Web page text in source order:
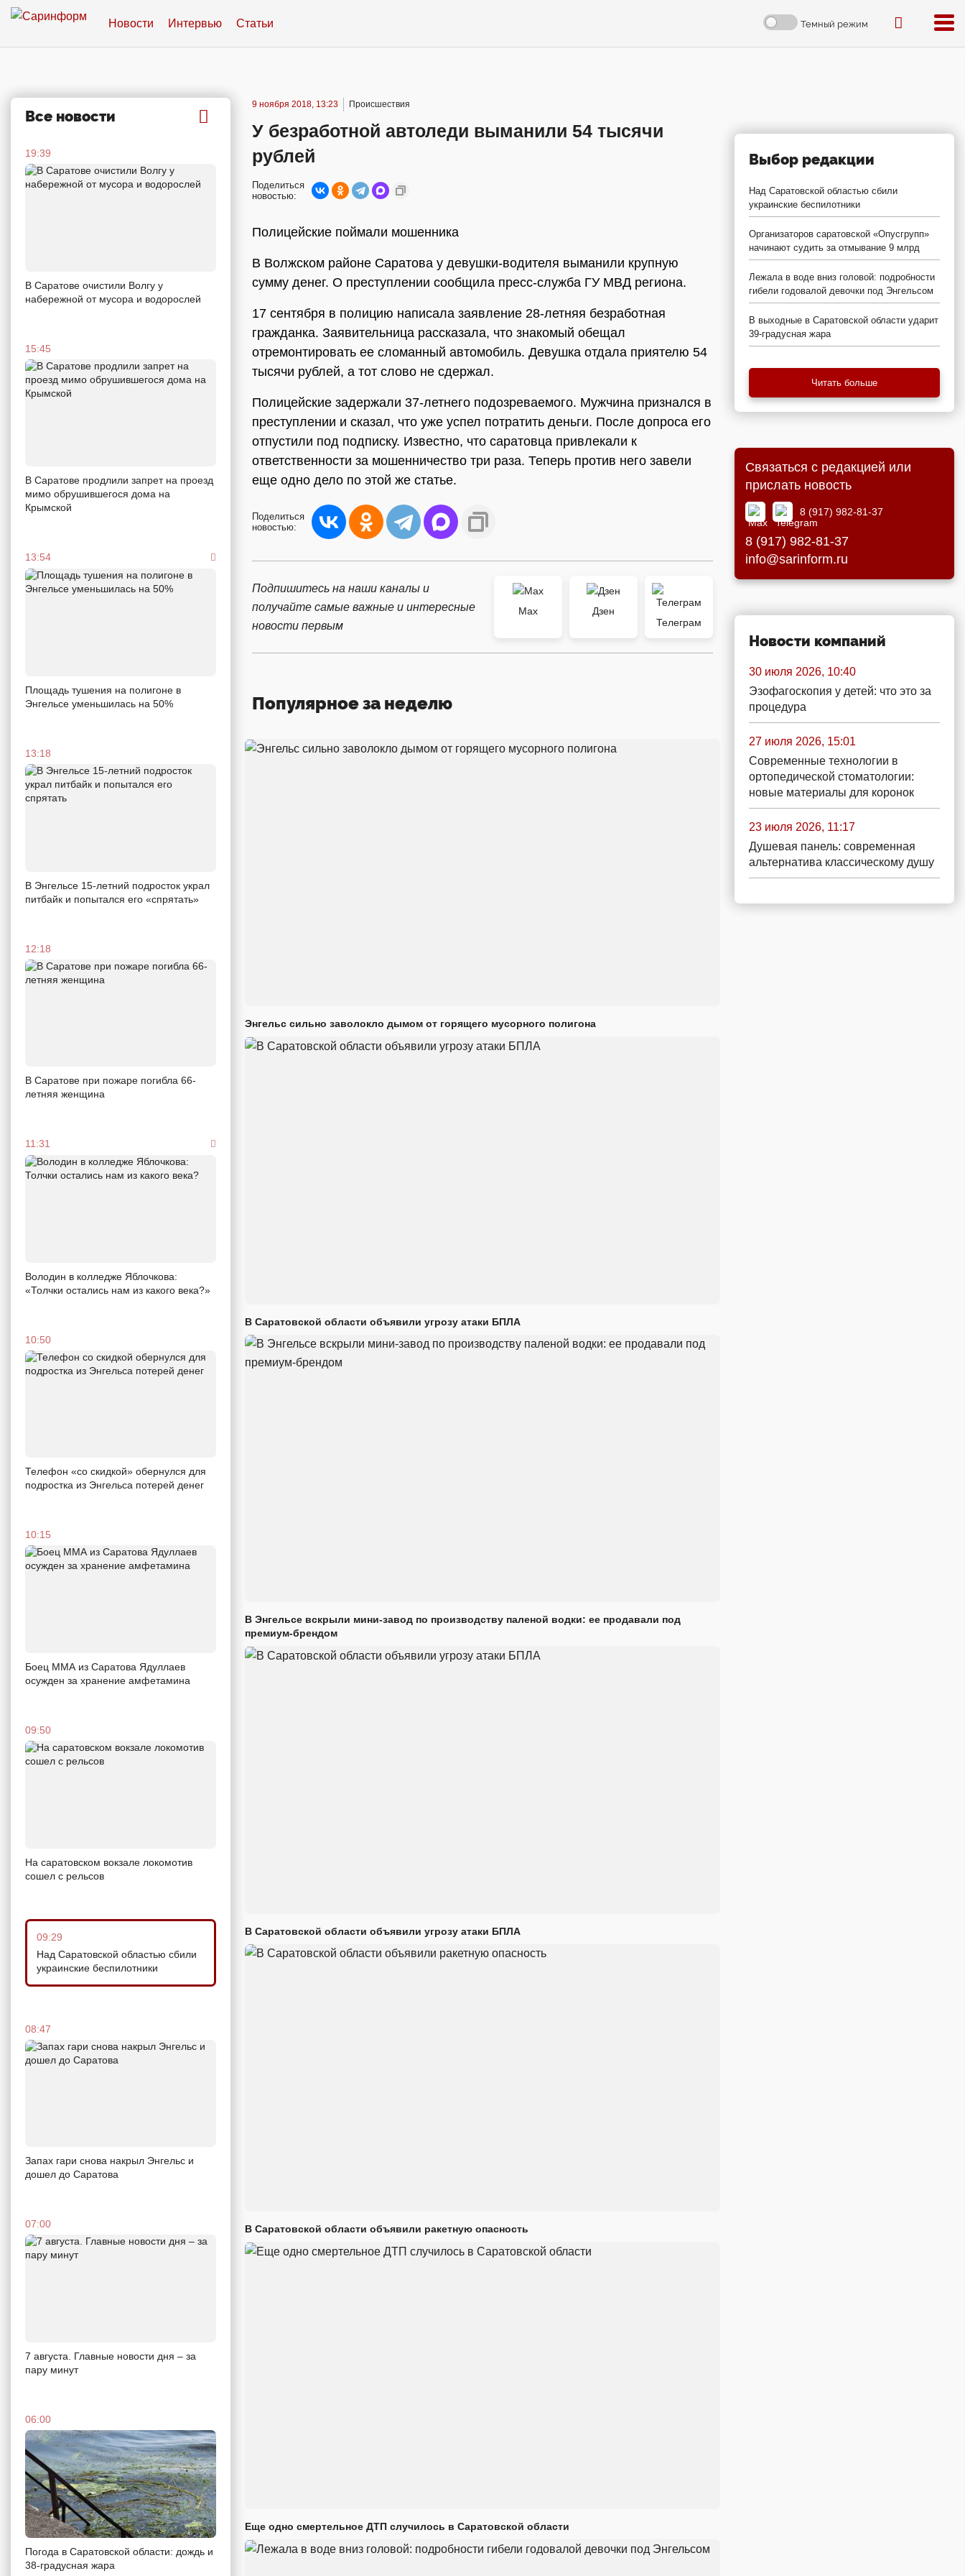
Новости Интервью Статьи Темный режим
Все новости
19:39
В Саратове очистили Волгу у
набережной от мусора и водорослей
15:45
В Саратове продлили запрет на проезд
мимо обрушившегося дома на
Крымской
13:54
Площадь тушения на полигоне в
Энгельсе уменьшилась на 50%
13:18
В Энгельсе 15-летний подросток украл
питбайк и попытался его «спрятать»
12:18
В Саратове при пожаре погибла 66-
летняя женщина
11:31
Володин в колледже Яблочкова:
«Толчки остались нам из какого века?»
10:50
Телефон «со скидкой» обернулся для
подростка из Энгельса потерей денег
10:15
Боец ММА из Саратова Ядуллаев
осужден за хранение амфетамина
09:50
На саратовском вокзале локомотив
сошел с рельсов
09:29
Над Саратовской областью сбили
украинские беспилотники
08:47
Запах гари снова накрыл Энгельс и
дошел до Саратова
07:00
7 августа. Главные новости дня – за
пару минут
06:00
Погода в Саратовской области: дождь и
38-градусная жара
9 ноября 2018, 13:23 Происшествия
У безработной автоледи выманили 54 тысячи
рублей
Поделиться
новостью:
Полицейские поймали мошенника
В Волжском районе Саратова у девушки-водителя выманили крупную
сумму денег. О преступлении сообщила пресс-служба ГУ МВД региона.
17 сентября в полицию написала заявление 28-летняя безработная
гражданка. Заявительница рассказала, что знакомый обещал
отремонтировать ее сломанный автомобиль. Девушка отдала приятелю 54
тысячи рублей, а тот слово не сдержал.
Полицейские задержали 37-летнего подозреваемого. Мужчина признался в
преступлении и сказал, что уже успел потратить деньги. После допроса его
отпустили под подписку. Известно, что саратовца привлекали к
ответственности за мошенничество три раза. Теперь против него завели
еще одно дело по этой же статье.
Поделиться
новостью:
Подпишитесь на наши каналы и
получайте самые важные и интересные
новости первым
Max
Дзен
Телеграм
Популярное за неделю
Энгельс сильно заволокло дымом от горящего мусорного полигона
В Саратовской области объявили угрозу атаки БПЛА
В Энгельсе вскрыли мини-завод по производству паленой водки: ее продавали под
премиум-брендом
В Саратовской области объявили угрозу атаки БПЛА
В Саратовской области объявили ракетную опасность
Еще одно смертельное ДТП случилось в Саратовской области
Выбор редакции
Над Саратовской областью сбили
украинские беспилотники
Организаторов саратовской «Опусгрупп»
начинают судить за отмывание 9 млрд
Лежала в воде вниз головой: подробности
гибели годовалой девочки под Энгельсом
В выходные в Саратовской области ударит
39-градусная жара
Читать больше
Связаться с редакцией или
прислать новость
8 (917) 982-81-37
8 (917) 982-81-37
info@sarinform.ru
Новости компаний
30 июля 2026, 10:40
Эзофагоскопия у детей: что это за
процедура
27 июля 2026, 15:01
Современные технологии в
ортопедической стоматологии:
новые материалы для коронок
23 июля 2026, 11:17
Душевая панель: современная
альтернатива классическому душу